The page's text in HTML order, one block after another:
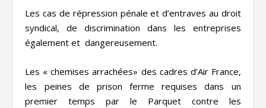
Les cas de répression pénale et d’entraves au droit
syndical, de discrimination dans les entreprises
également et dangereusement.
Les « chemises arrachées» des cadres d’Air France,
les peines de prison ferme requises dans un
premier temps par le Parquet contre les